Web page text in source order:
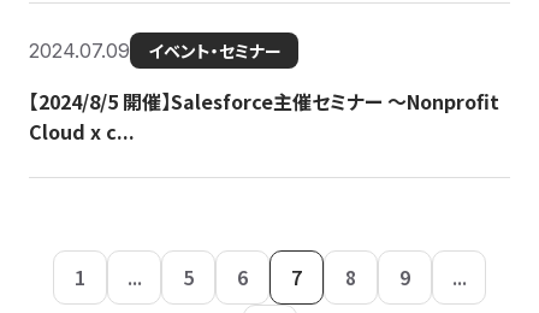
2024.07.09 イベント・セミナー
【2024/8/5 開催】Salesforce主催セミナー 〜Nonprofit
Cloud x c...
1 ... 5 6 7 8 9
...